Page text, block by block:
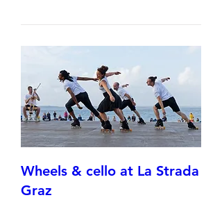
Wheels & cello at La Strada
Graz